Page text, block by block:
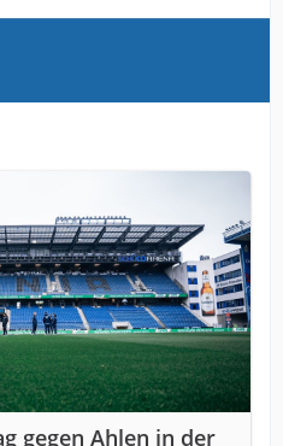
gegen Ahlen in der